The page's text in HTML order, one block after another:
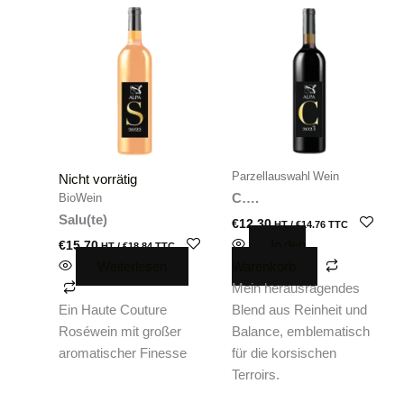
Nicht vorrätig
BioWein
Salu(te)
€15.70 HT /€18.84TTC
Ein Haute Couture
Roséwein mit großer
aromatischer Finesse
Parzellauswahl Wein
C….
€12.30 HT /€14.76TTC
Mein herausragendes
Blend aus Reinheit und
Balance, emblematisch
für die korsischen
Terroirs.